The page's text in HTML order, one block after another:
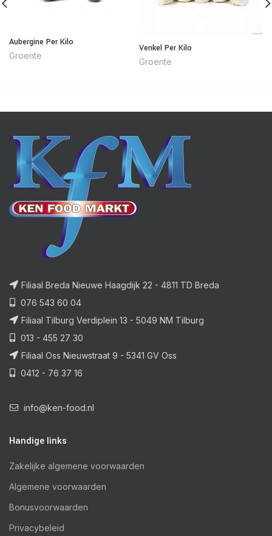
Aubergine Per Kilo
Groente
Venkel Per Kilo
Groente
Filiaal Breda Nieuwe Haagdijk 22 - 4811 TD Breda
076 543 60 04
Filiaal Tilburg Verdiplein 13 - 5049 NM Tilburg
013 - 455 27 30
Filiaal Oss Nieuwstraat 9 - 5341 GV Oss
0412 - 76 37 16
info@ken-food.nl
Handige links
Zakelijke algemene voorwaarden
Algemene voorwaarden
Bonusvoorwaarden
Privacybeleid